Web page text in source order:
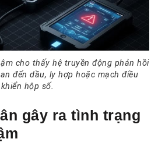
cho thấy hệ truyền động phản hồi
đến dầu, ly hợp hoặc mạch điều
khiển hộp số.
gây ra tình trạng